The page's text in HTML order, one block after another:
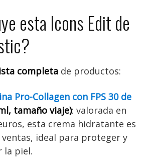
esta Icons Edit de
completa de productos:
Pro-Collagen con FPS 30 de
tamaño viaje): valorada en
esta crema hidratante es
ideal para proteger y
la piel.